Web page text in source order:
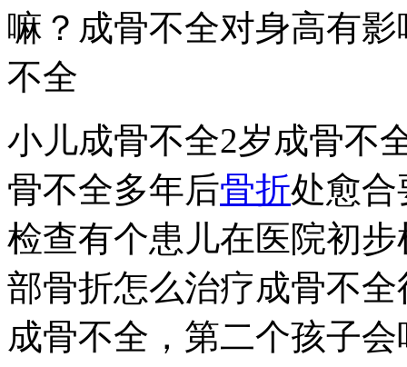
嘛？成骨不全对身高有
不全
小儿成骨不全2岁成骨不
骨不全多年后骨折处愈合
检查有个患儿在医院初
部骨折怎么治疗成骨不
成骨不全，第二个孩子会